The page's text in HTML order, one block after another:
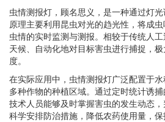
虫情测报灯，顾名思义，是一种通过灯
原理主要利用昆虫对光的趋光性，将成
虫情的实时监测与测报。相较于传统人
天候、自动化地对目标害虫进行捕捉，
度。
在实际应用中，虫情测报灯广泛配置于
多种作物的种植区域。通过定时统计诱
技术人员能够及时掌握害虫的发生动态
科学安排防治措施，降低农药使用量，保